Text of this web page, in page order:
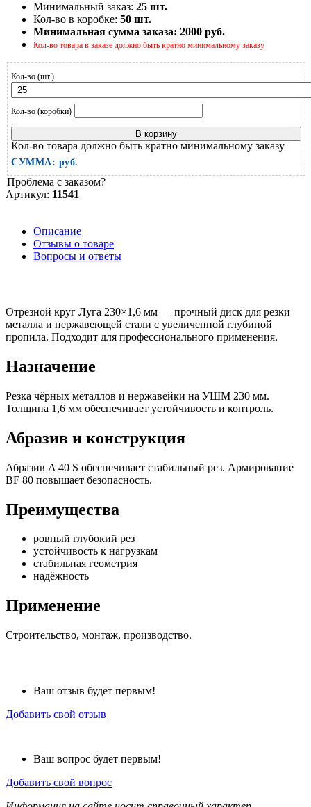
Минимальный заказ: 25 шт.
Кол-во в коробке: 50 шт.
Минимальная сумма заказа: 2000 руб.
Кол-во товара в заказе должно быть кратно минимальному заказу
Кол-во (шт.)
Кол-во (коробки)
В корзину
Кол-во товара должно быть кратно минимальному заказу
СУММА: руб.
Проблема с заказом?
Артикул: 11541
Описание
Отзывы о товаре
Вопросы и ответы
Отрезной круг Луга 230×1,6 мм — прочный диск для резки
металла и нержавеющей стали с увеличенной глубиной
пропила. Подходит для профессионального применения.
Назначение
Резка чёрных металлов и нержавейки на УШМ 230 мм.
Толщина 1,6 мм обеспечивает устойчивость и контроль.
Абразив и конструкция
Абразив A 40 S обеспечивает стабильный рез. Армирование
BF 80 повышает безопасность.
Преимущества
ровный глубокий рез
устойчивость к нагрузкам
стабильная геометрия
надёжность
Применение
Строительство, монтаж, производство.
Ваш отзыв будет первым!
Добавить свой отзыв
Ваш вопрос будет первым!
Добавить свой вопрос